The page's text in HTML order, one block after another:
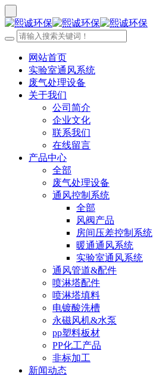
网站首页
实验室通风系统
废气处理设备
关于我们
公司简介
企业文化
联系我们
在线留言
产品中心
全部
废气处理设备
通风控制系统
全部
风阀产品
房间压差控制系统
暖通通风系统
实验室通风系统
通风管道&配件
喷淋塔配件
喷淋塔填料
电镀酸洗槽
永磁风机&水泵
pp塑料板材
PP化工产品
非标加工
新闻动态